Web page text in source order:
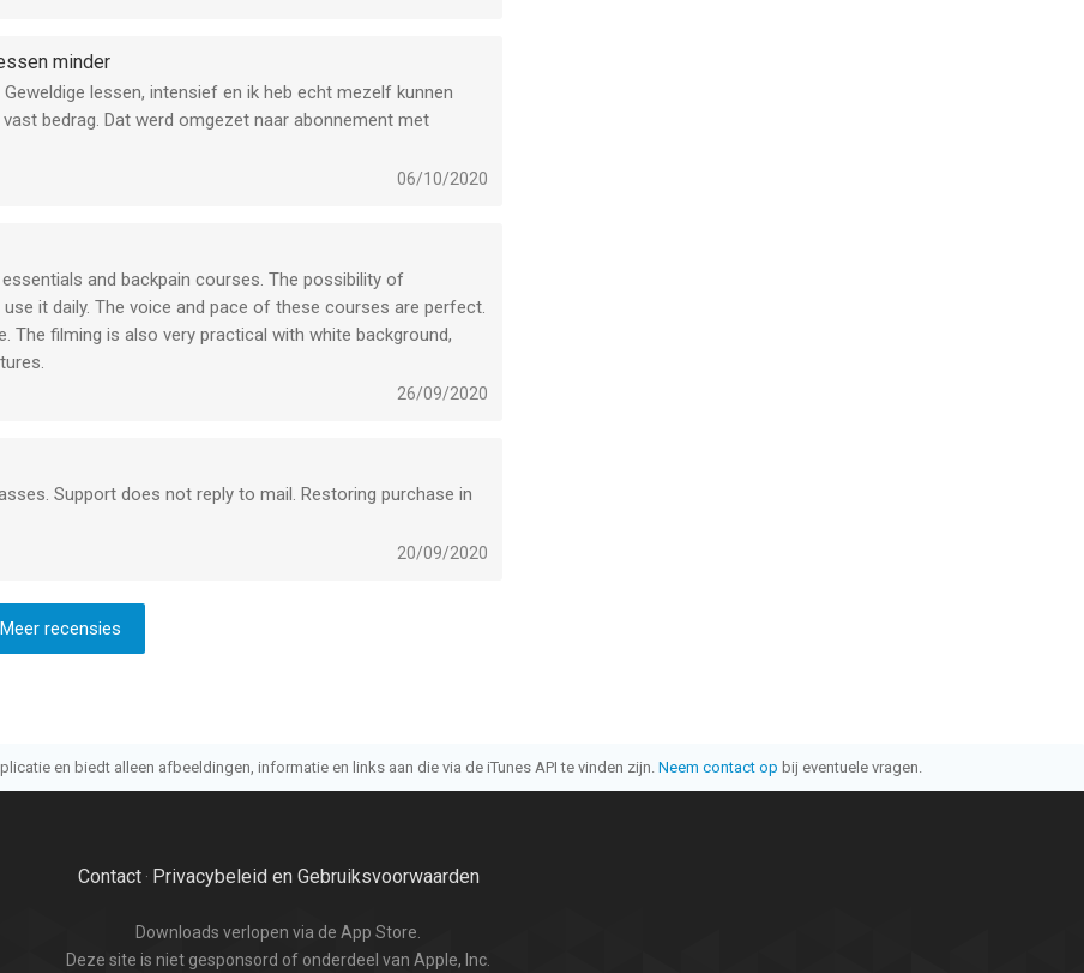
minder
lessen, intensief en ik heb echt mezelf kunnen
bedrag. Dat werd omgezet naar abonnement met
Nu teruggekomen en ze hebben extra lessen
basis lessen van 15 - 30 minuten. Hopelijk nemen jullie de
06/10/2020
and backpain courses. The possibility of
it daily. The voice and pace of these courses are perfect.
The filming is also very practical with white background,
26/09/2020
Support does not reply to mail. Restoring purchase in
20/09/2020
Meer recensies
en biedt alleen afbeeldingen, informatie en links aan die via de iTunes API te vinden zijn. Neem contact op bij eventuele vragen.
Contact· Privacybeleid en Gebruiksvoorwaarden
Downloads verlopen via de App Store.
Deze site is niet gesponsord of onderdeel van Apple, Inc.